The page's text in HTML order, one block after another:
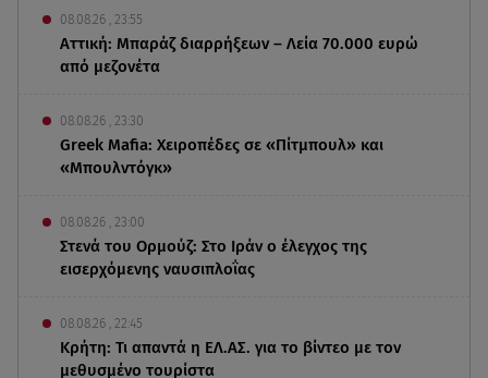
08.08.26 , 23:55
Αττική: Μπαράζ διαρρήξεων – Λεία 70.000 ευρώ
από μεζονέτα
08.08.26 , 23:30
Greek Mafia: Χειροπέδες σε «Πίτμπουλ» και
«Μπουλντόγκ»
08.08.26 , 23:00
Στενά του Ορμούζ: Στο Ιράν ο έλεγχος της
εισερχόμενης ναυσιπλοΐας
08.08.26 , 22:45
Κρήτη: Τι απαντά η ΕΛ.ΑΣ. για το βίντεο με τον
μεθυσμένο τουρίστα